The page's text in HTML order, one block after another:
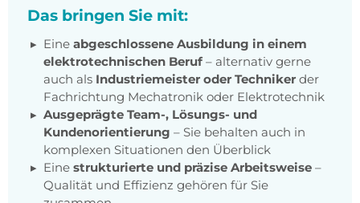
Das bringen Sie mit:
Eine abgeschlossene Ausbildung in einem
elektrotechnischen Beruf – alternativ gerne
auch als Industriemeister oder Techniker der
Fachrichtung Mechatronik oder Elektrotechnik
Ausgeprägte Team-, Lösungs- und
Kundenorientierung – Sie behalten auch in
komplexen Situationen den Überblick
Eine strukturierte und präzise Arbeitsweise –
Qualität und Effizienz gehören für Sie